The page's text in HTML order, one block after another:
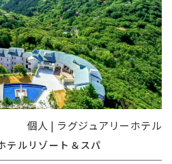
個人 | ラグジュアリーホテル
テルリゾート＆スパ